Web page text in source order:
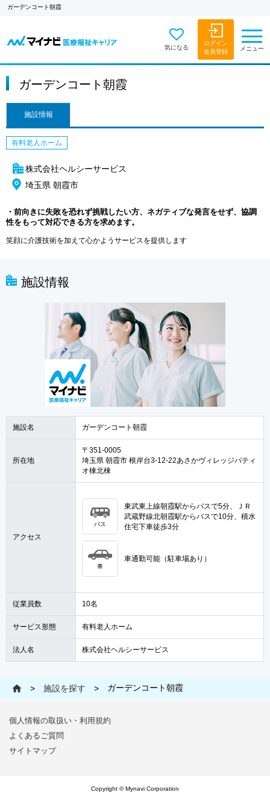
ガーデンコート朝霞
気になる
ログイン
会員登録
メニュー
ガーデンコート朝霞
施設情報
有料老人ホーム
株式会社ヘルシーサービス
埼玉県 朝霞市
・前向きに失敗を恐れず挑戦したい方、ネガティブな発言をせず、協調
性をもって対応できる方を求めます。
笑顔に介護技術を加えて心かようサービスを提供します
施設情報
施設名 ガーデンコート朝霞
所在地
〒351-0005
埼玉県 朝霞市 根岸台3-12-22あさかヴィレッジパティ
オ棟北棟
アクセス
バス
東武東上線朝霞駅からバスで5分、ＪＲ
武蔵野線北朝霞駅からバスで10分、積水
住宅下車徒歩3分
車
車通勤可能（駐車場あり）
従業員数 10名
サービス形態 有料老人ホーム
法人名 株式会社ヘルシーサービス
> 施設を探す > ガーデンコート朝霞
個人情報の取扱い・利用規約
よくあるご質問
サイトマップ
Copyright © Mynavi Corporation